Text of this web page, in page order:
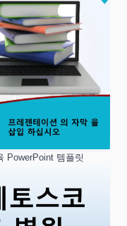
PowerPoint 템플릿